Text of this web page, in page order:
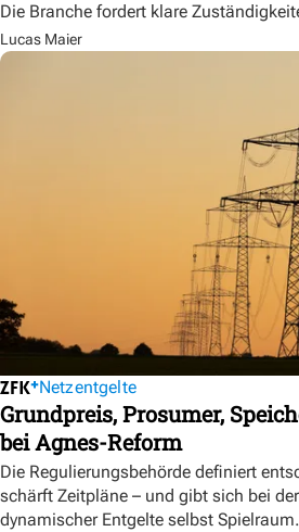
Die Branche fordert klare
Lucas Maier
Netzentgelte
Grundpreis, Prosumer,
bei Agnes-Reform
Die Regulierungsbehörde definiert
schärft Zeitpläne – und gibt sich bei
dynamischer Entgelte selbst Spielraum.